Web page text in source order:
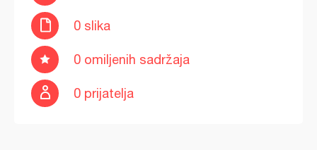
0 slika
0 omiljenih sadržaja
0 prijatelja